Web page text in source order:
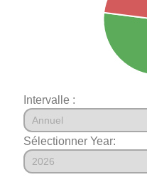
Intervalle :
Sélectionner Year: